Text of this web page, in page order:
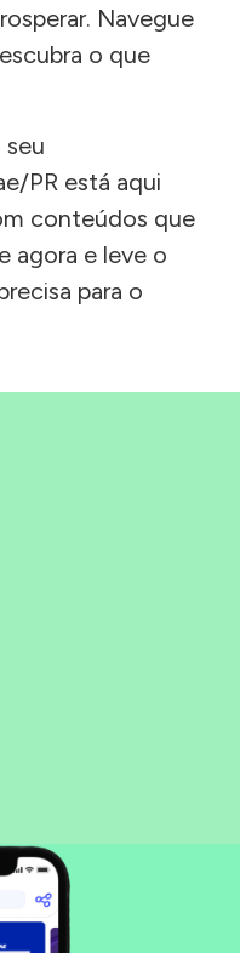
Navegue
o que
PR está aqui
conteúdos que
agora e leve o
para o